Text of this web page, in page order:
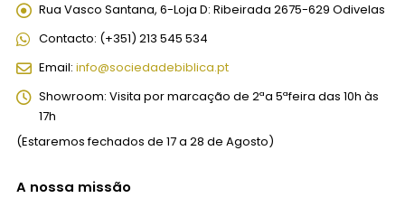
Rua Vasco Santana, 6-Loja D: Ribeirada 2675-629 Odivelas
Contacto: (+351) 213 545 534
Email: info@sociedadebiblica.pt
Showroom: Visita por marcação de 2ªa 5ªfeira das 10h às
17h
(Estaremos fechados de 17 a 28 de Agosto)
A nossa missão